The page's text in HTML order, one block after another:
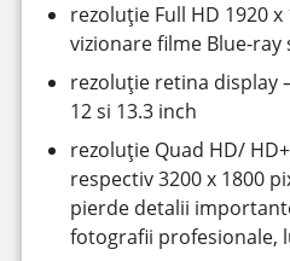
rezoluție Full HD 1920
vizionare filme Blue-ray
rezoluție retina display
12 si 13.3 inch
rezoluție Quad HD/
respectiv 3200 x 1800
pierde detalii
fotografii profesionale,